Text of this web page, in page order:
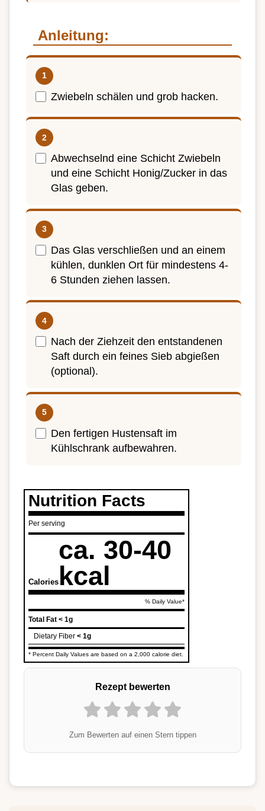
Anleitung:
Zwiebeln schälen und grob hacken.
Abwechselnd eine Schicht Zwiebeln
und eine Schicht Honig/Zucker in das
Glas geben.
Das Glas verschließen und an einem
kühlen, dunklen Ort für mindestens 4-
6 Stunden ziehen lassen.
Nach der Ziehzeit den entstandenen
Saft durch ein feines Sieb abgießen
(optional).
Den fertigen Hustensaft im
Kühlschrank aufbewahren.
Nutrition Facts
Per serving
Calories
ca. 30-40
kcal
% Daily Value*
Total Fat < 1g
Dietary Fiber < 1g
* Percent Daily Values are based on a 2,000 calorie diet.
Rezept bewerten
Zum Bewerten auf einen Stern tippen